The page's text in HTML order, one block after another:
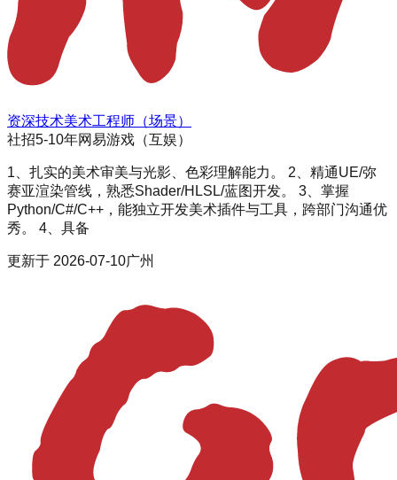
资深技术美术工程师（场景）
社招5-10年网易游戏（互娱）
1、扎实的美术审美与光影、色彩理解能力。 2、精通UE/弥
赛亚渲染管线，熟悉Shader/HLSL/蓝图开发。 3、掌握
Python/C#/C++，能独立开发美术插件与工具，跨部门沟通优
秀。 4、具备
更新于 2026-07-10广州